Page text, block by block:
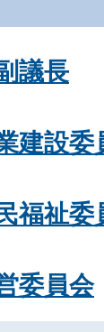
議長
建設委
福祉委
委員会